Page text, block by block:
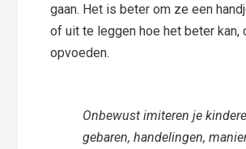
gaan. Het is beter om ze een
of uit te leggen hoe het beter kan,
opvoeden.
Onbewust imiteren je
gebaren, handelingen,